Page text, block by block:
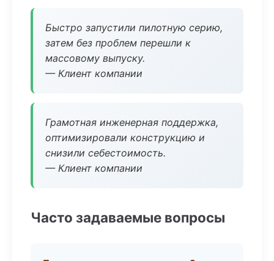
Быстро запустили пилотную серию,
затем без проблем перешли к
массовому выпуску.
— Клиент компании
Грамотная инженерная поддержка,
оптимизировали конструкцию и
снизили себестоимость.
— Клиент компании
Часто задаваемые вопросы